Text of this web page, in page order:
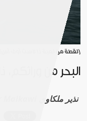
[لقطة من لعبة ذا لاست أوف أس]
البحر من
Natheer Malkawi نذير ملكاوي